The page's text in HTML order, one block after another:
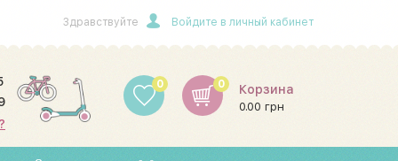
Здравствуйте Войдите в личный кабинет
0 Корзина
0.00 грн
0